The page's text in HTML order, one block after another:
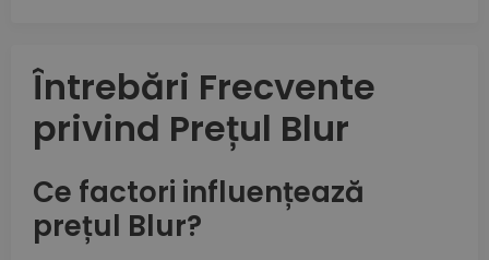
Întrebări Frecvente
privind Prețul Blur
Ce factori influențează
prețul Blur?